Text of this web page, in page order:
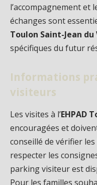
l’accompagnement et
échanges sont
Toulon Saint-Jean du
spécifiques du futur
Informations
visiteurs
Les visites à l’EHPAD
encouragées et
conseillé de vérifier
respecter les
parking visiteur est
Pour les familles